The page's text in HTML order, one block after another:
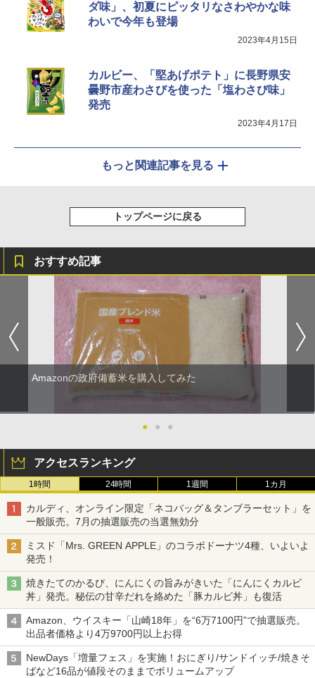
ダ味」、初夏にピッタリなさわやかな味
わいで今年も登場
2023年4月15日
カルビー、「堅あげポテト」に長野県安
曇野市産わさびを使った「塩わさび味」
発売
2023年4月17日
もっと関連記事を見る
トップページに戻る
おすすめ記事
Amazonの政府備蓄米を購入してみた
● ● ●
アクセスランキング
1時間 24時間 1週間 1カ月
カルディ、オンライン限定「ネコバッグ＆タンブラーセット」を
一般販売。7月の抽選販売の当選無効分
ミスド「Mrs. GREEN APPLE」のコラボドーナツ4種、いよいよ
発売！
焼きたてのかるび、にんにくの旨みがきいた「にんにくカルビ
丼」発売。秘伝の甘辛だれを絡めた「豚カルビ丼」も復活
Amazon、ウイスキー「山崎18年」を“6万7100円”で抽選販売。
出品者価格より4万9700円以上お得
NewDays「増量フェス」を実施！おにぎり/サンドイッチ/焼きそ
ばなど16品が値段そのままでボリュームアップ